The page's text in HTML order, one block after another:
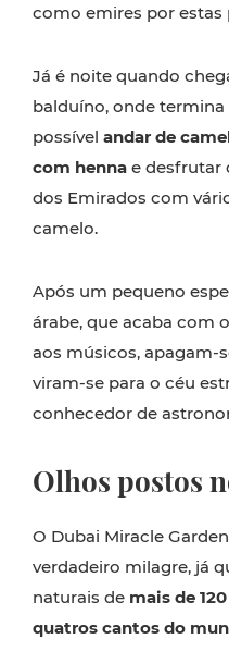
como emires por estas
Já é noite quando
balduíno, onde termina
possível andar de
com henna e desfrutar
dos Emirados com
camelo.
Após um pequeno
árabe, que acaba com
aos músicos, apagam-
viram-se para o céu
conhecedor de
Olhos postos
O Dubai Miracle
verdadeiro milagre, já
naturais de mais de
quatros cantos do